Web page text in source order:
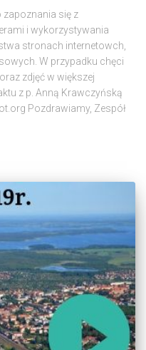
się z
i wykorzystywania
stronach internetowch,
W przypadku chęci
zdjęć w większej
z p. Anną Krawczyńską
Pozdrawiamy, Zespół